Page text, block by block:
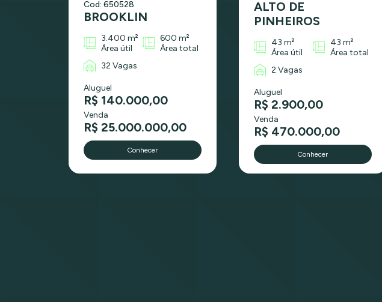
Cod: 650528
BROOKLIN
3.400 m²
Área útil
600 m²
Área total
32 Vagas
Aluguel
R$ 140.000,00
Venda
R$ 25.000.000,00
Conhecer
ALTO DE
PINHEIROS
43 m²
Área útil
43 m²
Área total
2 Vagas
Aluguel
R$ 2.900,00
Venda
R$ 470.000,00
Conhecer